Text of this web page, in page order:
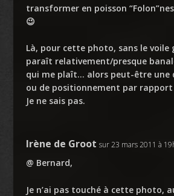
transformer en poisson
😉
Là, pour cette photo, sans le voile
paraît relativement/presque
qui me plaît… alors peut-être une
ou de positionnement par rapport
Je ne sais pas.
Irène de Groot sur 23 mars 2011 à
@ Bernard,
Je n’ai pas touché à cette photo,